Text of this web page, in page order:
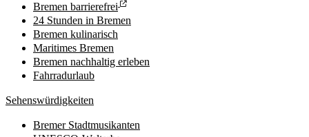
Bremen barrierefrei
24 Stunden in Bremen
Bremen kulinarisch
Maritimes Bremen
Bremen nachhaltig erleben
Fahrradurlaub
Sehenswürdigkeiten
Bremer Stadtmusikanten